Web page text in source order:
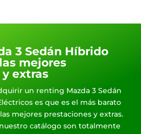
3 Sedán Híbrido
mejores
extras
un renting Mazda 3 Sedán
es que es el más barato
mejores prestaciones y extras.
catálogo son totalmente